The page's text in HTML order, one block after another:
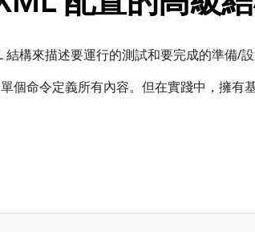
構來描述要運行的測試和要完成的準備/設
個命令定義所有內容。但在實踐中，擁有